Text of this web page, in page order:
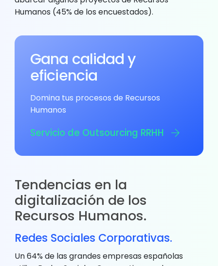
Humanos (45% de los encuestados).
Gana calidad y
eficiencia
Domina tus procesos de Recursos
Humanos
Servicio de Outsourcing RRHH
Tendencias en la
digitalización de los
Recursos Humanos.
Redes Sociales Corporativas.
Un 64% de las grandes empresas españolas